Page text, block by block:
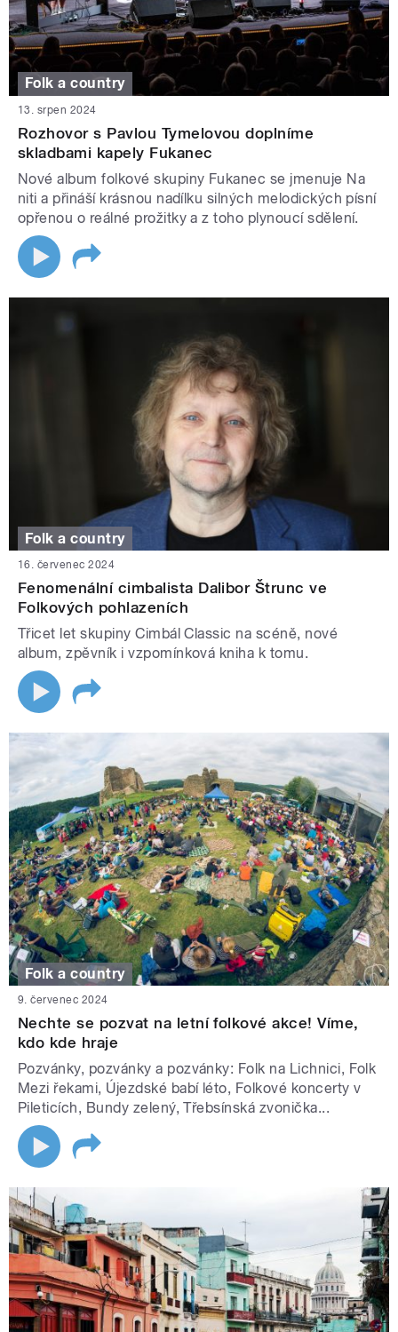
Folk a country
13. srpen 2024
Rozhovor s Pavlou Tymelovou doplníme
skladbami kapely Fukanec
Nové album folkové skupiny Fukanec se jmenuje Na
niti a přináší krásnou nadílku silných melodických písní
opřenou o reálné prožitky a z toho plynoucí sdělení.
Folk a country
16. červenec 2024
Fenomenální cimbalista Dalibor Štrunc ve
Folkových pohlazeních
Třicet let skupiny Cimbál Classic na scéně, nové
album, zpěvník i vzpomínková kniha k tomu.
Folk a country
9. červenec 2024
Nechte se pozvat na letní folkové akce! Víme,
kdo kde hraje
Pozvánky, pozvánky a pozvánky: Folk na Lichnici, Folk
Mezi řekami, Újezdské babí léto, Folkové koncerty v
Pileticích, Bundy zelený, Třebsínská zvonička...